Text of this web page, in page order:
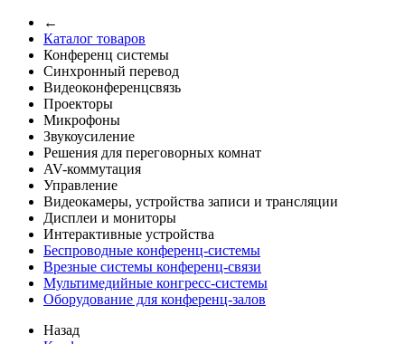
←
Каталог товаров
Конференц системы
Синхронный перевод
Видеоконференцсвязь
Проекторы
Микрофоны
Звукоусиление
Решения для переговорных комнат
AV-коммутация
Управление
Видеокамеры, устройства записи и трансляции
Дисплеи и мониторы
Интерактивные устройства
Беспроводные конференц-системы
Врезные системы конференц-связи
Мультимедийные конгресс-системы
Оборудование для конференц-залов
Назад